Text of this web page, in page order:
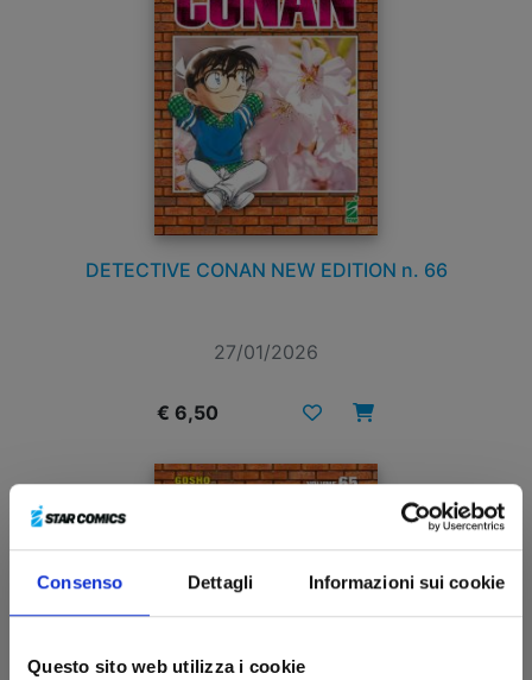
Consenso Dettagli Informazioni sui cookie
Questo sito web utilizza i cookie
DETECTIVE CONAN NEW EDITION n. 66
27/01/2026
€ 6,50